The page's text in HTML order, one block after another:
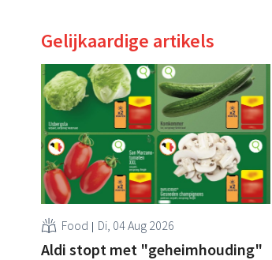
Gelijkaardige artikels
Food Di, 04 Aug 2026
Aldi stopt met "geheimhouding"